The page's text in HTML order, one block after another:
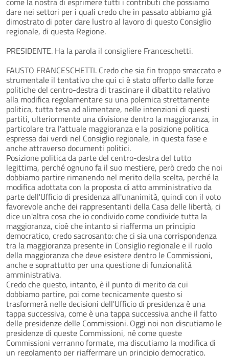
dare nei settori per i quali credo che in passato abbiamo già
dimostrato di poter dare lustro al lavoro di questo Consiglio
regionale, di questa Regione.
PRESIDENTE. Ha la parola il consigliere Franceschetti.
FAUSTO FRANCESCHETTI. Credo che sia fin troppo smaccato e
strumentale il tentativo che qui ci è stato offerto dalle forze
politiche del centro-destra di trascinare il dibattito relativo
alla modifica regolamentare su una polemica strettamente
politica, tutta tesa ad alimentare, nelle intenzioni di questi
partiti, ulteriormente una divisione dentro la maggioranza, in
particolare tra l'attuale maggioranza e la posizione politica
espressa dai verdi nel Consiglio regionale, in questa fase e
anche attraverso documenti politici.
Posizione politica da parte del centro-destra del tutto
legittima, perché ognuno fa il suo mestiere, però credo che noi
dobbiamo partire rimanendo nel merito della scelta, perché la
modifica adottata con la proposta di atto amministrativo da
parte dell'Ufficio di presidenza all'unanimità, quindi con il voto
favorevole anche dei rappresentanti della Casa delle libertà, ci
dice un'altra cosa che io condivido come condivide tutta la
maggioranza, cioè che intanto si riafferma un principio
democratico, credo sacrosanto: che ci sia una corrispondenza
tra la maggioranza presente in Consiglio regionale e il ruolo
della maggioranza che deve esistere dentro le Commissioni,
anche e soprattutto per una questione di funzionalità
amministrativa.
Credo che questo, intanto, è il punto di merito da cui
dobbiamo partire, poi come tecnicamente questo si
trasformerà nelle decisioni dell'Ufficio di presidenza è una
tappa successiva, come è una tappa successiva anche il fatto
delle presidenze delle Commissioni. Oggi noi non discutiamo le
presidenze di queste Commissioni, né come queste
Commissioni verranno formate, ma discutiamo la modifica di
un regolamento per riaffermare un principio democratico,